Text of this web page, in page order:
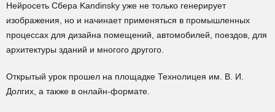
Нейросеть Сбера Kandinsky уже не только генерирует
изображения, но и начинает применяться в промышленных
процессах для дизайна помещений, автомобилей, поездов, для
архитектуры зданий и многого другого.
Открытый урок прошел на площадке Технолицея им. В. И.
Долгих, а также в онлайн-формате.